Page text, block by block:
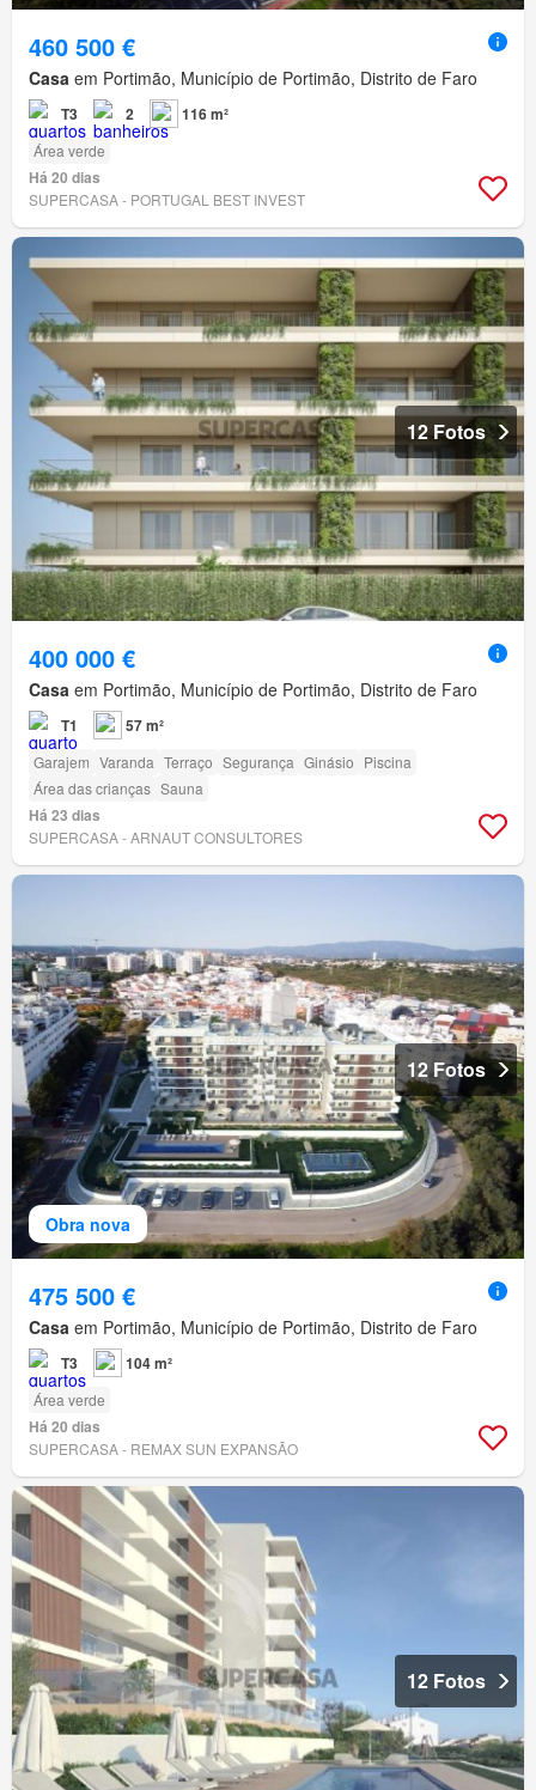
460 500 €
Casa em Portimão, Município de Portimão, Distrito de Faro
T3 2 116 m²
Área verde
Há 20 dias
SUPERCASA - PORTUGAL BEST INVEST
12 Fotos
400 000 €
Casa em Portimão, Município de Portimão, Distrito de Faro
T1 57 m²
Garajem Varanda Terraço Segurança Ginásio Piscina
Área das crianças Sauna
Há 23 dias
SUPERCASA - ARNAUT CONSULTORES
Obra nova
12 Fotos
475 500 €
Casa em Portimão, Município de Portimão, Distrito de Faro
T3 104 m²
Área verde
Há 20 dias
SUPERCASA - REMAX SUN EXPANSÃO
12 Fotos